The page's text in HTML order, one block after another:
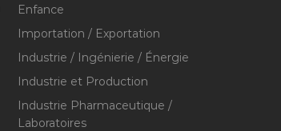
Enfance
Importation / Exportation
Industrie / Ingénierie / Énergie
Industrie et Production
Industrie Pharmaceutique /
Laboratoires